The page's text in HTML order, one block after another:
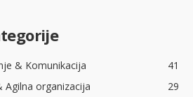
& Komunikacija
41
Agilna organizacija
29